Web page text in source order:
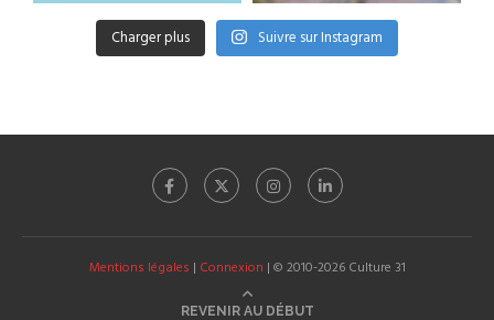
Charger plus Suivre sur Instagram
Mentions légales | Connexion | © 2010-2026 Culture 31
REVENIR AU DÉBUT